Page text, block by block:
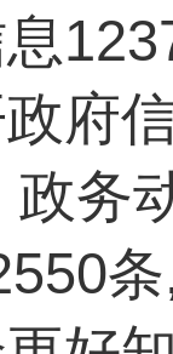
府
政务